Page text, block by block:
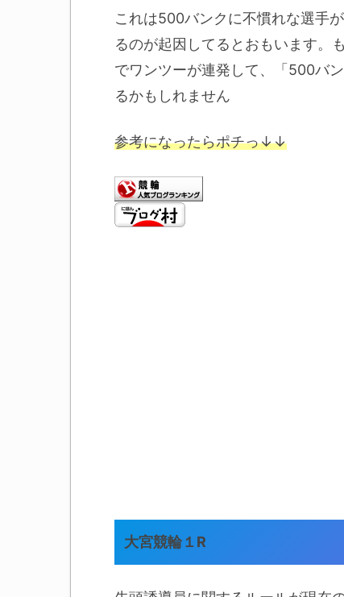
これは500バンクに不慣れな選手
るのが起因してるとおもいます。
でワンツーが連発して、「500バ
るかもしれません
参考になったらポチっ↓↓
大宮競輪１R